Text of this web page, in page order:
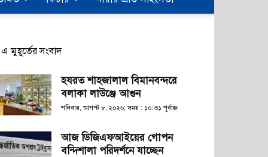
এ মুহূর্তের সংবাদ
হযরত শাহজালাল বিমানবন্দরে
বলাকা লাউঞ্জে আগুন
শনিবার, আগস্ট ৮, ২০২৬; সময় : ১০:৩১ পূর্বাহ্ণ
আজ ডিজিএফআইয়ের গোপন
বন্দিশালা পরিদর্শনে যাচ্ছেন